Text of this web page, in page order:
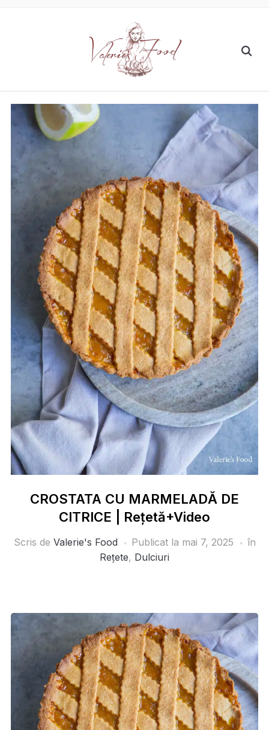
CROSTATA CU MARMELADĂ DE
CITRICE | Rețetă+Video
Scris de Valerie's Food Publicat la mai 7, 2025
în
Rețete, Dulciuri